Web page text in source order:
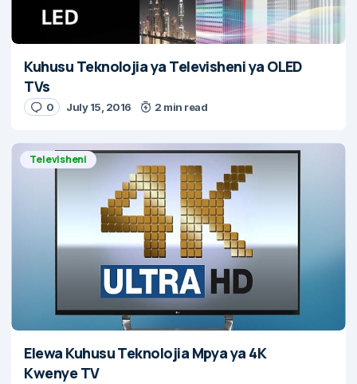
Kuhusu Teknolojia ya Televisheni ya OLED
TVs
0 July 15, 2016 2 min read
Televisheni
Elewa Kuhusu Teknolojia Mpya ya 4K
Kwenye TV